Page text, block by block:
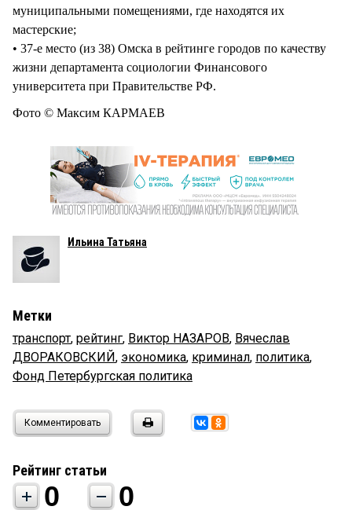
муниципальными помещениями, где находятся их
мастерские;
• 37-е место (из 38) Омска в рейтинге городов по качеству
жизни департамента социологии Финансового
университета при Правительстве РФ.
Фото © Максим КАРМАЕВ
Ильина Татьяна
Метки
транспорт, рейтинг, Виктор НАЗАРОВ, Вячеслав
ДВОРАКОВСКИЙ, экономика, криминал, политика,
Фонд Петербургская политика
Комментировать
Рейтинг статьи
0 0